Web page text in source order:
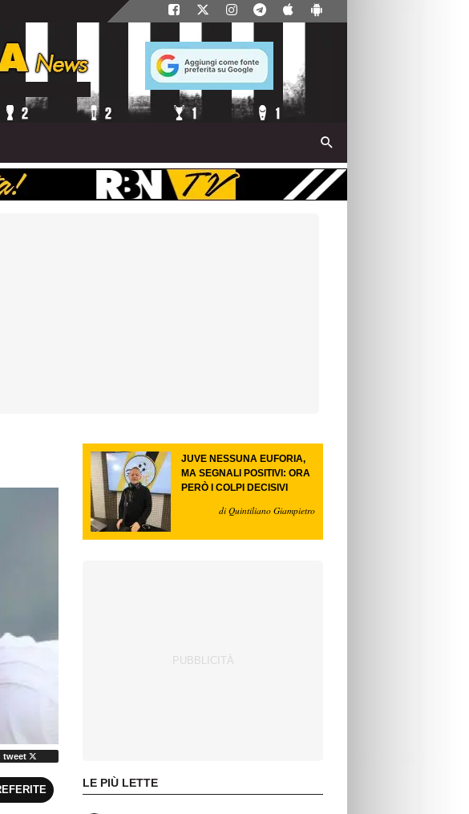
tweet
JUVE NESSUNA EUFORIA,
MA SEGNALI POSITIVI: ORA
PERÒ I COLPI DECISIVI
di Quintiliano Giampietro
LE PIÙ LETTE